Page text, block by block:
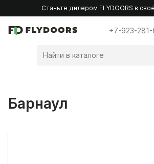
Станьте дилером FLYDOORS в
+7-923-
Барнаул